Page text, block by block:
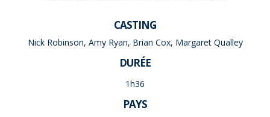
CASTING
Nick Robinson, Amy Ryan, Brian Cox, Margaret Qualley
DURÉE
1h36
PAYS